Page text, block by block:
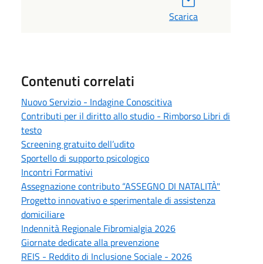
Scarica
Contenuti correlati
Nuovo Servizio - Indagine Conoscitiva
Contributi per il diritto allo studio - Rimborso Libri di
testo
Screening gratuito dell’udito
Sportello di supporto psicologico
Incontri Formativi
Assegnazione contributo “ASSEGNO DI NATALITÀ"
Progetto innovativo e sperimentale di assistenza
domiciliare
Indennità Regionale Fibromialgia 2026
Giornate dedicate alla prevenzione
REIS - Reddito di Inclusione Sociale - 2026